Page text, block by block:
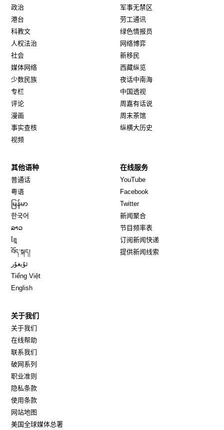
政治
港台
科教文
人权法治
社会
媒体网络
少数民族
专栏
评论
漫画
事实查核
视频
军事无禁区
劳工通讯
绿色情报员
网络博弈
新移民
西藏纵览
夜话中南海
中国透视
周嘉有话说
周末茶馆
纵横大历史
其他语种
普通话
粤语
မြန်မာ
한국어
ລາວ
ខ្មែ
བོད་སྐད།
ئۇيغۇر
Tiếng Việt
English
在线服务
YouTube
Facebook
TwitterOpens in new window
新闻聚合
节目频率表
订阅新闻快递
提供新闻线索
关于我们
关于我们
在线帮助
联系我们
破网系列
职业准则
隐私条款
使用条款
网站地图
美国全球媒体总署